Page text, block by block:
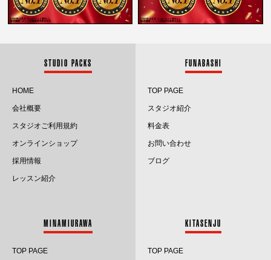
2025.1
2024.9
2024.7
STUDIO PACKS
HOME
会社概要
スタジオご利用規約
オンラインショップ
採用情報
レッスン紹介
FUNABASHI
TOP PAGE
スタジオ紹介
料金表
お問い合わせ
ブログ
MINAMIURAWA
TOP PAGE
KITASENJU
TOP PAGE